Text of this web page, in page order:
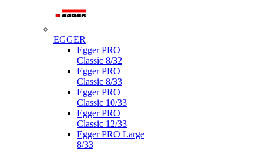
EGGER
Egger PRO
Classic 8/32
Egger PRO
Classic 8/33
Egger PRO
Classic 10/33
Egger PRO
Classic 12/33
Egger PRO Large
8/33